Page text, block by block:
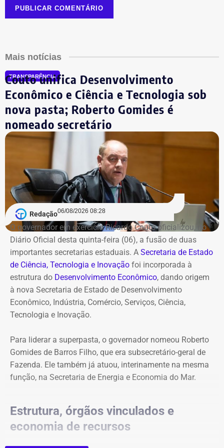
Mais notícias
TRANSPARÊNCIA
Couto unifica Desenvolvimento
Econômico e Ciência e Tecnologia sob
nova pasta; Roberto Gomides é
nomeado secretário
Redação06/08/2026 08:28
O governador em exercício Ricardo Couto oficializou, no
Diário Oficial desta quinta-feira (06), a fusão de duas
importantes secretarias estaduais. A Secretaria de Estado
de Ciência, Tecnologia e Inovação foi incorporada à
estrutura do Desenvolvimento Econômico, dando origem
à nova Secretaria de Estado de Desenvolvimento
Econômico, Indústria, Comércio, Serviços, Ciência,
Tecnologia e Inovação.
Para liderar a superpasta, o governador nomeou Roberto
Gomides de Barros Filho, que era subsecretário-geral de
Fazenda. Ele também já atuou, interinamente na mesma
função, na Secretaria de Energia e Economia do Mar.
Estrutura, órgãos vinculados e
economia de recursos